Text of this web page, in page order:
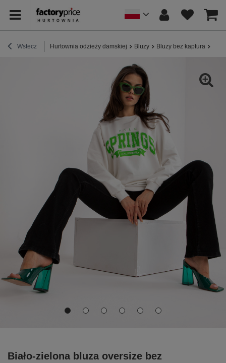
Wstecz Hurtownia odzieży damskiej Bluzy Bluzy bez kaptura
Biało-zielona bluza oversize bez